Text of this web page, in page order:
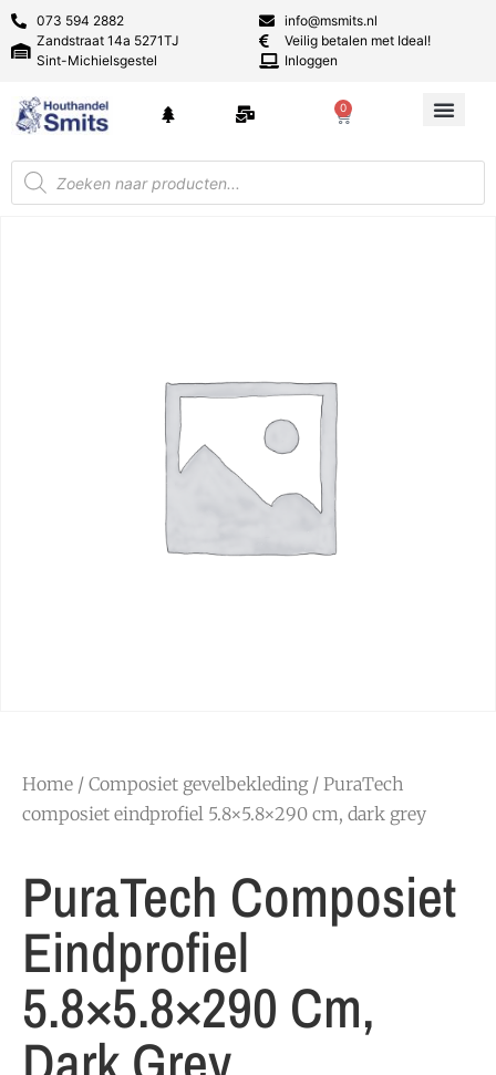
073 594 2882
Zandstraat 14a 5271TJ
Sint-Michielsgestel
info@msmits.nl
Veilig betalen met Ideal!
Inloggen
0
Home / Composiet gevelbekleding/ PuraTech
composiet eindprofiel 5.8×5.8×290 cm, dark grey
PuraTech Composiet
Eindprofiel
5.8×5.8×290 Cm,